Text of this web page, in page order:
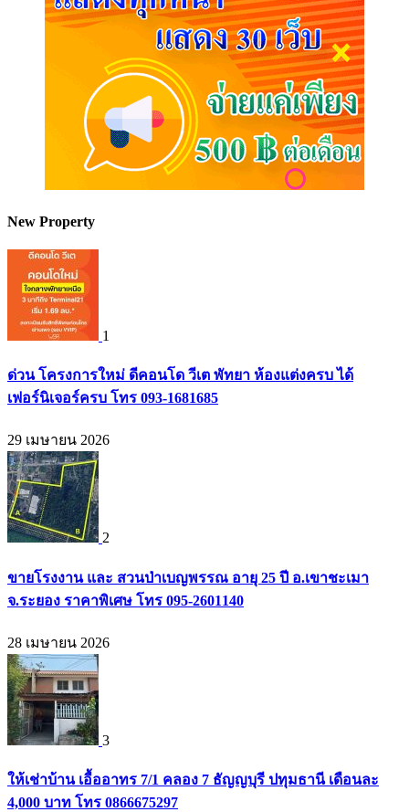
New Property
1
ด่วน โครงการใหม่ ดีคอนโด วีเต พัทยา ห้องแต่งครบ ได้
เฟอร์นิเจอร์ครบ โทร 093-1681685
29 เมษายน 2026
2
ขายโรงงาน และ สวนป่าเบญพรรณ อายุ 25 ปี อ.เขาชะเมา
จ.ระยอง ราคาพิเศษ โทร 095-2601140
28 เมษายน 2026
3
ให้เช่าบ้าน เอื้ออาทร 7/1 คลอง 7 ธัญญบุรี ปทุมธานี เดือนละ
4,000 บาท โทร 0866675297